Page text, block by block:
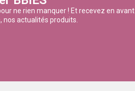
ne rien manquer ! Et recevez en
nos actualités produits.